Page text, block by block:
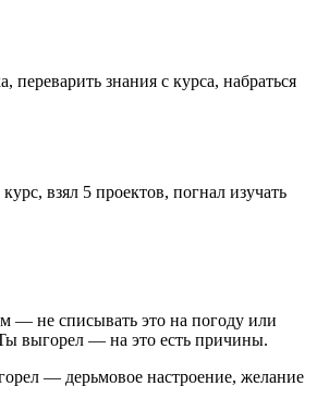
переварить знания с курса, набраться
взял 5 проектов, погнал изучать
— не списывать это на погоду или
выгорел — на это есть причины.
— дерьмовое настроение, желание